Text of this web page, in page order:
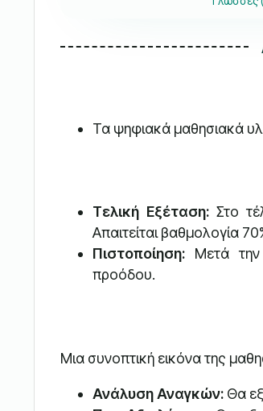
Τα ψηφιακά μαθησιακά
Τελική Εξέταση:Στο
Απαιτείται βαθμολογία
Πιστοποίηση:Μετά την
προόδου.
Μια συνοπτική εικόνα της
Ανάλυση Αναγκών:Θα